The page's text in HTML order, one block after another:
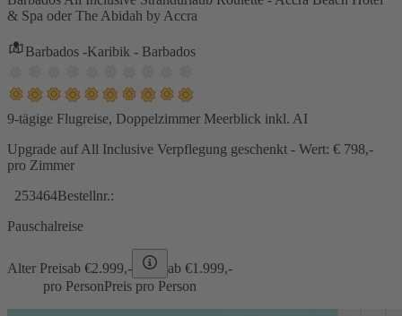
& Spa oder The Abidah by Accra
Barbados -Karibik - Barbados
9-tägige Flugreise, Doppelzimmer Meerblick inkl. AI
Upgrade auf All Inclusive Verpflegung geschenkt - Wert: € 798,-
pro Zimmer
253464Bestellnr.:
Pauschalreise
Alter Preisab €2.999,- ab €1.999,-
pro PersonPreis pro Person